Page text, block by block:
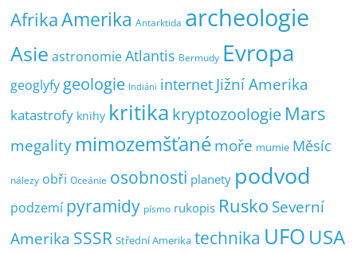
AfrikaAmerika Antarktida archeologie
Asie astronomie Atlantis Bermudy Evropa
geoglyfy geologie Indiáni internet Jižní Amerika
katastrofy knihy kritika kryptozoologie Mars
megality mimozemšťanémoře mumie Měsíc
nálezy obři Oceánie osobnosti planety podvod
podzemí pyramidy písmo rukopis Rusko Severní
Amerika SSSR Střední Amerika technika UFO USA